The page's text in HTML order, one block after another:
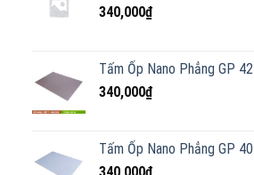
340,000₫
Tấm Ốp Nano Phẳng GP 42
340,000₫
Tấm Ốp Nano Phẳng GP 40
340,000₫